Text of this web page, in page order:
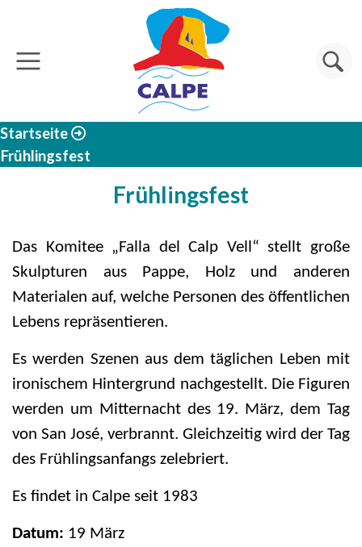
Suche
Startseite
Frühlingsfest
Frühlingsfest
Das Komitee „Falla del Calp Vell“ stellt große
Skulpturen aus Pappe, Holz und anderen
Materialen auf, welche Personen des öffentlichen
Lebens repräsentieren.
Es werden Szenen aus dem täglichen Leben mit
ironischem Hintergrund nachgestellt. Die Figuren
werden um Mitternacht des 19. März, dem Tag
von San José, verbrannt. Gleichzeitig wird der Tag
des Frühlingsanfangs zelebriert.
Es findet in Calpe seit 1983
Datum: 19 März